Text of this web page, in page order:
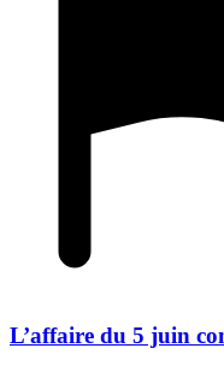
L’affaire du 5 juin